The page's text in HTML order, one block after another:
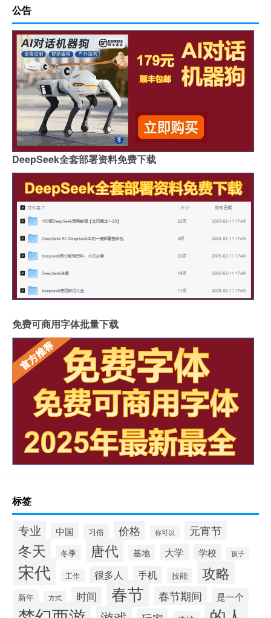
公告
DeepSeek全套部署资料免费下载
免费可商用字体批量下载
标签
专业 中国 习俗 价格 你可以 元宵节
冬天 冬季 唐代 基地 大学 学校 孩子
宋代 工作 很多人 手机 技能 攻略
新年 方式 时间 春节 春节期间 是一个